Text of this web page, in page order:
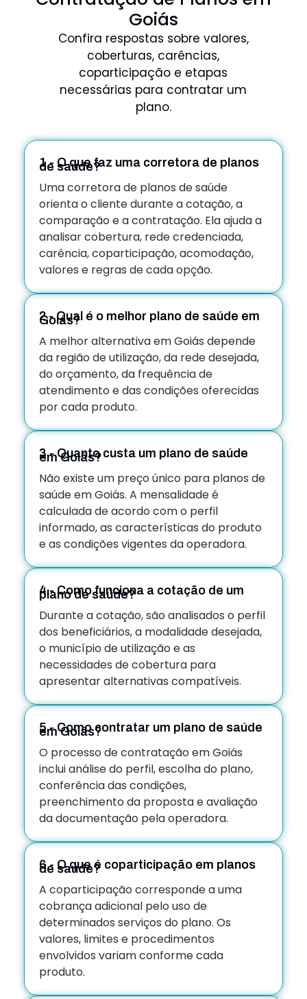
Goiás
Confira respostas sobre valores,
coberturas, carências,
coparticipação e etapas
necessárias para contratar um
plano.
1 - O que faz uma corretora de planos
de saúde?
Uma corretora de planos de saúde
orienta o cliente durante a cotação, a
comparação e a contratação. Ela ajuda a
analisar cobertura, rede credenciada,
carência, coparticipação, acomodação,
valores e regras de cada opção.
2 - Qual é o melhor plano de saúde em
Goiás?
A melhor alternativa em Goiás depende
da região de utilização, da rede desejada,
do orçamento, da frequência de
atendimento e das condições oferecidas
por cada produto.
3 - Quanto custa um plano de saúde
em Goiás?
Não existe um preço único para planos de
saúde em Goiás. A mensalidade é
calculada de acordo com o perfil
informado, as características do produto
e as condições vigentes da operadora.
4 - Como funciona a cotação de um
plano de saúde?
Durante a cotação, são analisados o perfil
dos beneficiários, a modalidade desejada,
o município de utilização e as
necessidades de cobertura para
apresentar alternativas compatíveis.
5 - Como contratar um plano de saúde
em Goiás?
O processo de contratação em Goiás
inclui análise do perfil, escolha do plano,
conferência das condições,
preenchimento da proposta e avaliação
da documentação pela operadora.
6 - O que é coparticipação em planos
de saúde?
A coparticipação corresponde a uma
cobrança adicional pelo uso de
determinados serviços do plano. Os
valores, limites e procedimentos
envolvidos variam conforme cada
produto.